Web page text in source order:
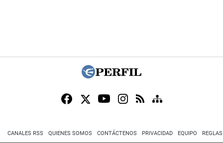
CANALES RSS QUIENES SOMOS CONTÁCTENOS PRIVACIDAD EQUIPO